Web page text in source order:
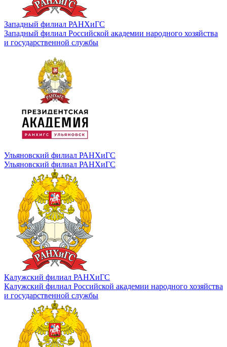
Западный филиал РАНХиГС
Западный филиал Российской академии народного хозяйства
и государственной службы
Ульяновский филиал РАНХиГС
Ульяновский филиал РАНХиГС
Калужский филиал РАНХиГС
Калужский филиал Российской академии народного хозяйства
и государственной службы